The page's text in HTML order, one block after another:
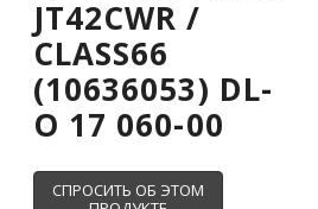
JT42CWR /
CLASS66
(10636053) DL-
O 17 060-00